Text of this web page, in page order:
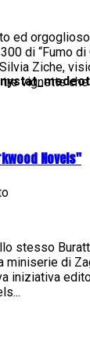
ed
di “Fumo di
Ziche,
vignette che
Novels"
stesso
di
iniziativa